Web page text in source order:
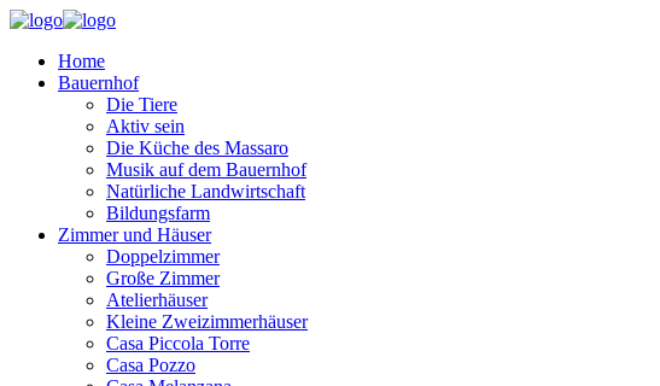
Home
Bauernhof
Die Tiere
Aktiv sein
Die Küche des Massaro
Musik auf dem Bauernhof
Natürliche Landwirtschaft
Bildungsfarm
Zimmer und Häuser
Doppelzimmer
Große Zimmer
Atelierhäuser
Kleine Zweizimmerhäuser
Casa Piccola Torre
Casa Pozzo